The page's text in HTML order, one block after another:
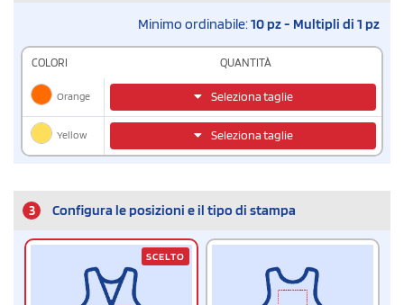
Minimo ordinabile:10 pz - Multipli di 1 pz
COLORI QUANTITÀ
Orange Seleziona taglie
Yellow Seleziona taglie
3 Configura le posizioni e il tipo di stampa
SCELTO